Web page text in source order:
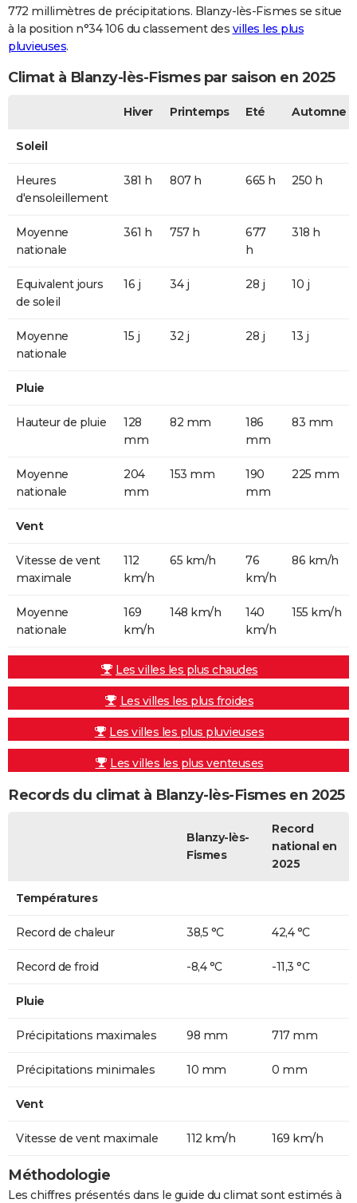
772 millimètres de précipitations. Blanzy-lès-Fismes se situe
à la position n°34 106 du classement des villes les plus
pluvieuses.
Climat à Blanzy-lès-Fismes par saison en 2025
Hiver Printemps Eté Automne
Soleil
Heures
d'ensoleillement
381 h 807 h 665 h 250 h
Moyenne
nationale
361 h 757 h
677
h
318 h
Equivalent jours
de soleil
16 j 34 j 28 j 10 j
Moyenne
nationale
15 j 32 j 28 j 13 j
Pluie
Hauteur de pluie
128
mm
82 mm
186
mm
83 mm
Moyenne
nationale
204
mm
153 mm
190
mm
225 mm
Vent
Vitesse de vent
maximale
112
km/h
65 km/h
76
km/h
86 km/h
Moyenne
nationale
169
km/h
148 km/h
140
km/h
155 km/h
Les villes les plus chaudes
Les villes les plus froides
Les villes les plus pluvieuses
Les villes les plus venteuses
Records du climat à Blanzy-lès-Fismes en 2025
Blanzy-lès-
Fismes
Record
national en
2025
Températures
Record de chaleur 38,5 °C 42,4 °C
Record de froid -8,4 °C -11,3 °C
Pluie
Précipitations maximales 98 mm 717 mm
Précipitations minimales 10 mm 0 mm
Vent
Vitesse de vent maximale 112 km/h 169 km/h
Méthodologie
Les chiffres présentés dans le guide du climat sont estimés à